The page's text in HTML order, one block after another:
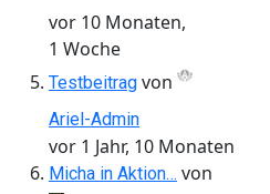
vor 10 Monaten,
1 Woche
Testbeitrag von
Ariel-Admin
vor 1 Jahr, 10 Monaten
Micha in Aktion… von